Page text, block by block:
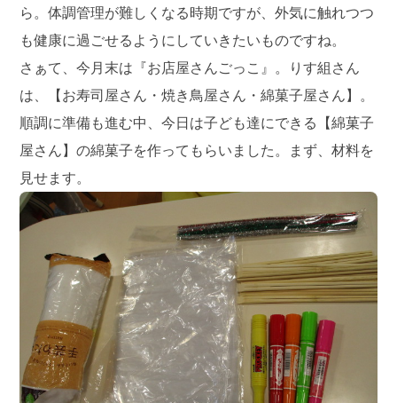
ら。体調管理が難しくなる時期ですが、外気に触れつつ
も健康に過ごせるようにしていきたいものですね。
さぁて、今月末は『お店屋さんごっこ』。りす組さん
は、【お寿司屋さん・焼き鳥屋さん・綿菓子屋さん】。
順調に準備も進む中、今日は子ども達にできる【綿菓子
屋さん】の綿菓子を作ってもらいました。まず、材料を
見せます。